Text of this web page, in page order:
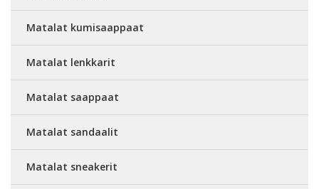
Matalat kumisaappaat
Matalat lenkkarit
Matalat saappaat
Matalat sandaalit
Matalat sneakerit